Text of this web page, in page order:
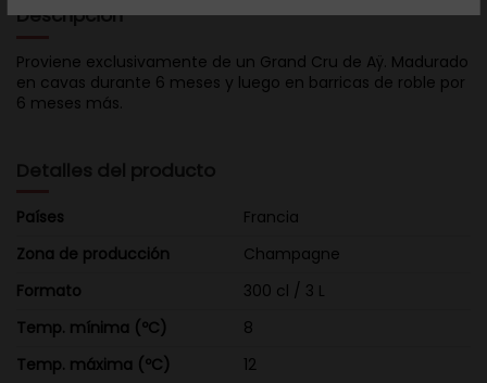
Descripción
Proviene exclusivamente de un Grand Cru de Aÿ. Madurado
en cavas durante 6 meses y luego en barricas de roble por
6 meses más.
Detalles del producto
Países
Francia
Zona de producción
Champagne
Formato
300 cl / 3 L
Temp. mínima (ºC)
8
Temp. máxima (ºC)
12